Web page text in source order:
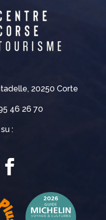
20250 Corte
46 26 70
: